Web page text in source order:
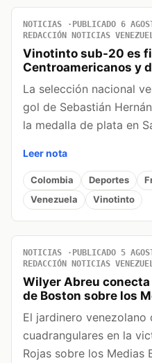
NOTICIAS PUBLICADO 6
REDACCIÓN NOTICIAS
Vinotinto sub-20 es
Centroamericanos y
La selección nacional
gol de Sebastián
la medalla de plata en
Leer nota
Colombia Deportes
Venezuela
Vinotinto
NOTICIAS PUBLICADO 5
REDACCIÓN NOTICIAS
Wilyer Abreu
de Boston sobre los
El jardinero venezolano
cuadrangulares en la
Rojas sobre los Medias